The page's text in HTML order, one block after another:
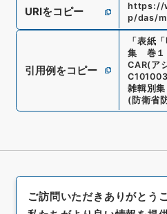
URIをコピー
https://
p/das/
引用例をコピー
「表紙
集 巻１
CAR(ア
雑輯別
(防衛省
ご訪問いただきありがとう